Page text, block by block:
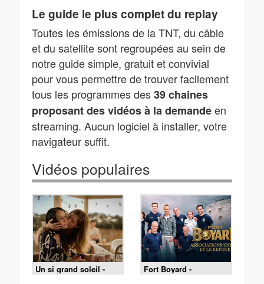
Le guide le plus complet du replay
Toutes les émissions de la TNT, du câble
et du satellite sont regroupées au sein de
notre guide simple, gratuit et convivial
pour vous permettre de trouver facilement
tous les programmes des39 chaines
proposant des vidéos à la demandeen
streaming. Aucun logiciel à installer, votre
navigateur suffit.
Vidéos populaires
Un si grand soleil -
07/08/2026
Fort Boyard -
08/08/2026